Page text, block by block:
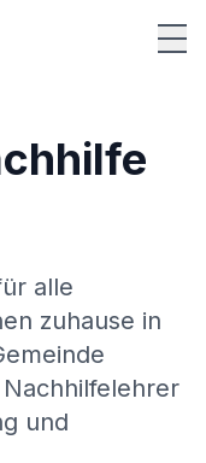
alle
zuhause in
und